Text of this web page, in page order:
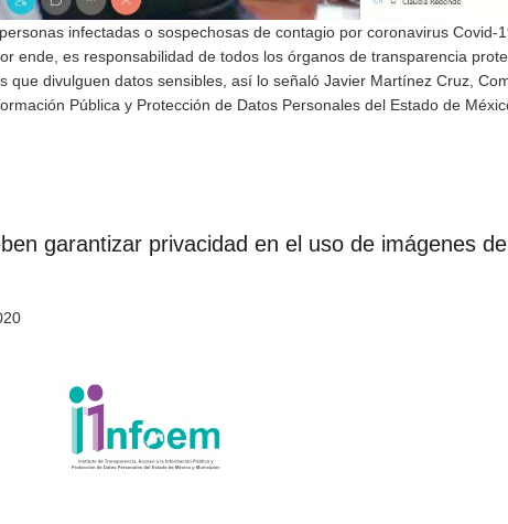
infectadas o sospechosas de contagio por coronavirus Covid-
ende, es responsabilidad de todos los órganos de transparencia
que divulguen datos sensibles, así lo señaló Javier Martínez Cruz,
Pública y Protección de Datos Personales del Estado de
garantizar privacidad en el uso de imágenes